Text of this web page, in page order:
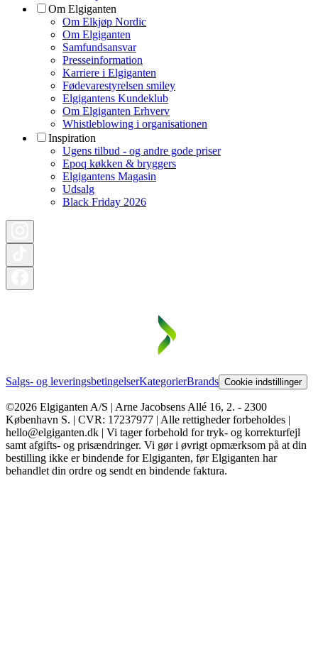
Om Elgiganten
Om Elkjøp Nordic
Om Elgiganten
Samfundsansvar
Presseinformation
Karriere i Elgiganten
Fødevarestyrelsen smiley
Elgigantens Kundeklub
Om Elgiganten Erhverv
Whistleblowing i organisationen
Inspiration
Ugens tilbud - og andre gode priser
Epoq køkken & bryggers
Elgigantens Magasin
Udsalg
Black Friday 2026
Salgs- og leveringsbetingelserKategorierBrands Cookie indstillinger
©2026 Elgiganten A/S | Arne Jacobsens Allé 16, 2. - 2300
København S. | CVR: 17237977 | Alle rettigheder forbeholdes |
hello@elgiganten.dk | Vi tager forbehold for tryk- og korrekturfejl
samt afgifts- og prisændringer. Vi gør i øvrigt opmærksom på at din
bestilling ikke er bindende for Elgiganten, før Elgiganten har
behandlet din ordre og sendt en bindende faktura.